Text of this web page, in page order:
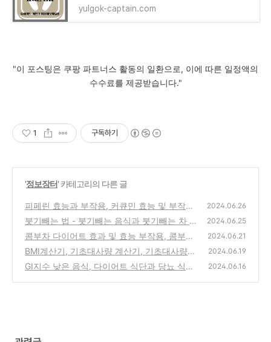
yulgok-captain.com
"이 포스팅은 쿠팡 파트너스 활동의 일환으로, 이에 따른 일정액의
수수료를 제공받습니다."
1 구독하기
'정보장터' 카테고리의 다른 글
피페린 효능과 부작용, 커큐민 효능 및 부작용
커큐민과 피페린 관계
(0)
2024.06.26
붓기빼는 법 - 붓기빼는 음식과 붓기빼는 차 종
류 및 효능
(0)
2024.06.25
콤부차 다이어트 효과 및 효능 부작용, 콤부차
칼로리
(0)
2024.06.21
BMI계산기, 기초대사량 계산기, 기초대사량
높이는 방법 과 음식
(0)
2024.06.19
GI지수 낮은 음식, 다이어트 식단과 당뇨 식단
2024.06.16